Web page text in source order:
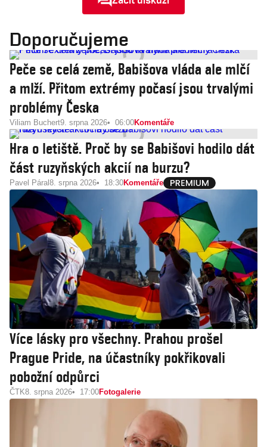
Doporučujeme
Peče se celá země, Babišova vláda ale mlčí
a mlží. Přitom extrémy počasí jsou trvalými
problémy Česka
Viliam Buchert9. srpna 2026 06:00Komentáře
Hra o letiště. Proč by se Babišovi hodilo dát
část ruzyňských akcií na burzu?
Pavel Páral 8. srpna 2026 18:30Komentáře
Více lásky pro všechny. Prahou prošel
Prague Pride, na účastníky pokřikovali
pobožní odpůrci
ČTK8. srpna 2026 17:00Fotogalerie